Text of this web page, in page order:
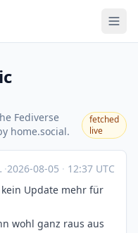
Fediverse
home.social.
fetched
live
·2026-08-05 · 12:37 UTC
Update mehr für
wohl ganz raus aus